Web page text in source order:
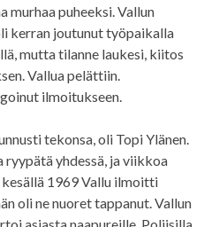
murhaa puheeksi. Vallun
kerran joutunut työpaikalla
mutta tilanne laukesi, kiitos
Vallua pelättiin.
ilmoitukseen.
tekonsa, oli Topi Ylänen.
ryypätä yhdessä, ja viikkoa
1969 Vallu ilmoitti
oli ne nuoret tappanut. Vallun